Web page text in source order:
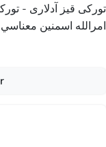
تورکی قیز آدلاری -
امرالله اسمنين